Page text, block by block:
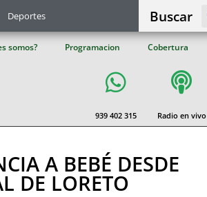
Deportes Buscar
somos? Programacion Cobertura
939 402 315 Radio en vivo
A BEBÉ DESDE
DE LORETO